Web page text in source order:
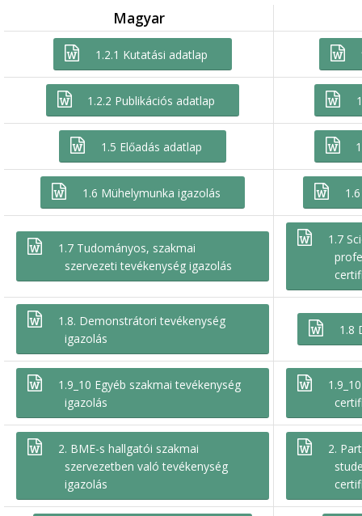
Magyar
1.2.1 Kutatási adatlap
1.2.2 Publikációs adatlap
1.5 Előadás adatlap
1.6 Mühelymunka igazolás
1.7 Tudományos, szakmai
szervezeti tevékenység igazolás
1.7
1.8. Demonstrátori tevékenység
igazolás
1.8
1.9_10 Egyéb szakmai tevékenység
igazolás
2. BME-s hallgatói szakmai
szervezetben való tevékenység
igazolás
2.